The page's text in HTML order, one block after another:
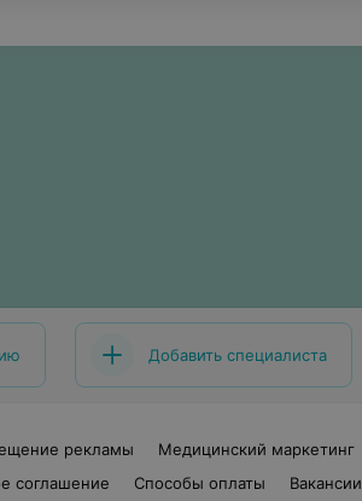
Добавить специалиста
рекламы
Медицинский маркетинг
соглашение Способы оплаты Вакансии